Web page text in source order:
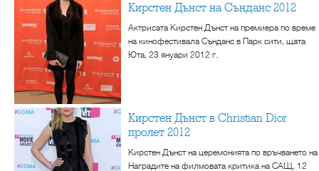
Кирстен Дънст на Сънданс 2012
Актрисата Кирстен Дънст на премиера по време
на кинофестивала Сънданс в Парк сити, щата
Юта, 23 януари 2012 г.
Кирстен Дънст в Christian Dior
пролет 2012
Кирстен Дънст на церемонията по връчването на
Наградите на филмовата критика на САЩ, 12